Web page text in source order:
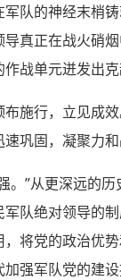
队的神经末梢
真正在战火硝
战单元迸发出克
布施行，立见成
巩固，凝聚力和
。”从更深远的
队绝对领导的
将党的政治优
强军队党的建设